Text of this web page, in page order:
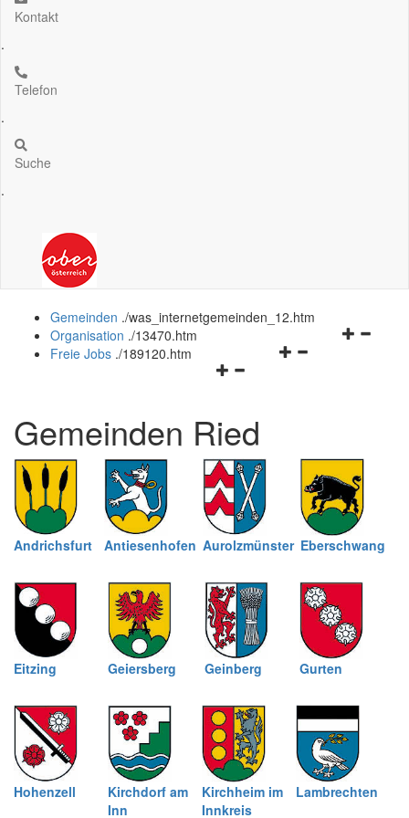
Kontakt
.
Telefon
.
Suche
.
Gemeinden ./was_internetgemeinden_12.htm
Navigationsmenü
Organisation ./13470.htm
Navigationsmenü
schließen
Freie Jobs ./189120.htm
Gemeinden Ried
Andrichsfurt Antiesenhofen Aurolzmünster Eberschwang
Eitzing Geiersberg Geinberg Gurten
Hohenzell
Kirchdorf am
Inn
Kirchheim im
Innkreis
Lambrechten